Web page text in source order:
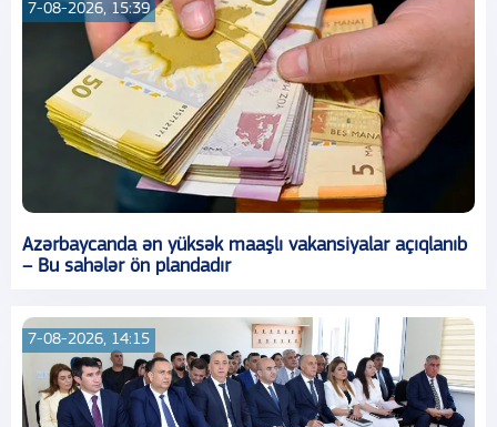
7-08-2026, 15:39
Azərbaycanda ən yüksək maaşlı vakansiyalar açıqlanıb
– Bu sahələr ön plandadır
7-08-2026, 14:15